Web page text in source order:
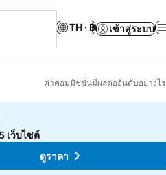
TH · ฿ เข้าสู่ระบบ
ค่าคอมมิชชั่นมีผลต่ออันดับอย่างไร
5 เว็บไซต์
ดูราคา